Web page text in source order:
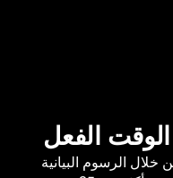
الفعل
خلال الرسوم البيانية